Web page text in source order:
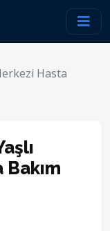
Hasta
Bakım